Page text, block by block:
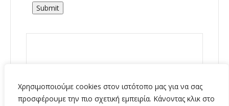
Χρησιμοποιούμε cookies στον ιστότοπο μας για να σας
προσφέρουμε την πιο σχετική εμπειρία. Κάνοντας κλικ στο
Submit